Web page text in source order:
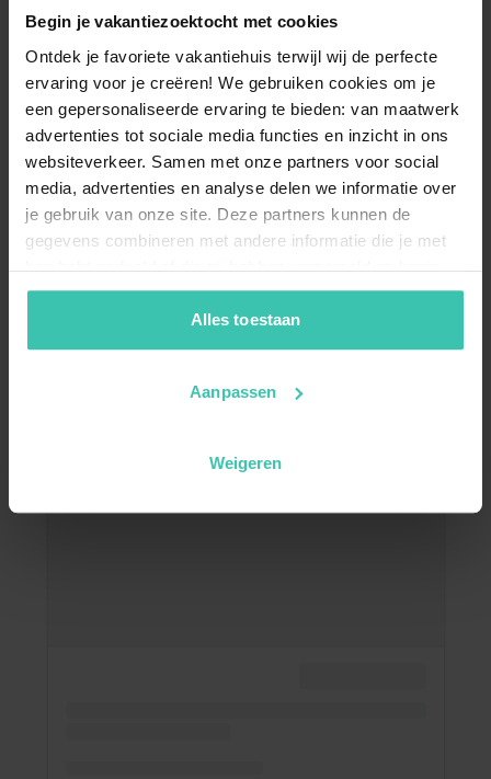
Begin je vakantiezoektocht met cookies
Ontdek je favoriete vakantiehuis terwijl wij de perfecte
ervaring voor je creëren! We gebruiken cookies om je
een gepersonaliseerde ervaring te bieden: van maatwerk
advertenties tot sociale media functies en inzicht in ons
websiteverkeer. Samen met onze partners voor social
media, advertenties en analyse delen we informatie over
je gebruik van onze site. Deze partners kunnen de
gegevens combineren met andere informatie die je met
hen hebt gedeeld of die zij hebben verzameld op basis
van je gebruik van hun diensten. Zo zorgen we ervoor dat
jouw vakantiezoektocht soepel en op maat verloopt!
Alles toestaan
Aanpassen
Weigeren